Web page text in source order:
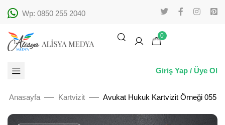
Wp: 0850 255 2040
0
Giriş Yap / Üye Ol
Anasayfa Kartvizit Avukat Hukuk Kartvizit Örneği 055